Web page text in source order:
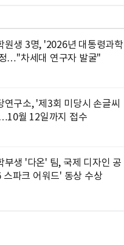
원생 3명, '2026년 대통령과학
…"차세대 연구자 발굴"
연구소, '제3회 미당시 손글씨
월 12일까지 접수
부생 '다온' 팀, 국제 디자인 공
스파크 어워드' 동상 수상